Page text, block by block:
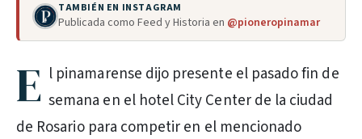
TAMBIÉN EN INSTAGRAM
Publicada como Feed y Historia en @pioneropinamar
E l pinamarense dijo presente el pasado fin de
semana en el hotel City Center de la ciudad
de Rosario para competir en el mencionado